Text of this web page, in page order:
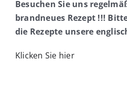
Besuchen Sie uns
brandneues Rezept !!!
die Rezepte unsere
Klicken Sie hier